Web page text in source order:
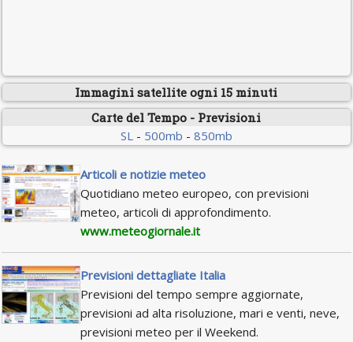
Immagini satellite ogni 15 minuti
Carte del Tempo - Previsioni
SL- 500mb - 850mb
Articoli e notizie meteo
Quotidiano meteo europeo, con previsioni
meteo, articoli di approfondimento.
www.meteogiornale.it
Previsioni dettagliate Italia
Previsioni del tempo sempre aggiornate,
previsioni ad alta risoluzione, mari e venti, neve,
previsioni meteo per il Weekend.